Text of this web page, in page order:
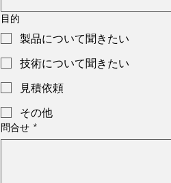
目的
製品について聞きたい
技術について聞きたい
見積依頼
その他
問合せ *